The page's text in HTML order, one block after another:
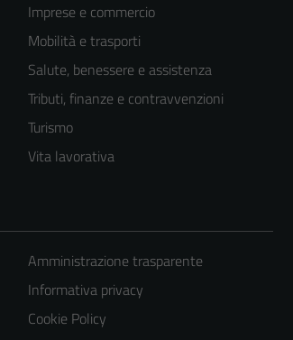
Imprese e commercio
Mobilità e trasporti
Salute, benessere e assistenza
Tributi, finanze e contravvenzioni
Turismo
Vita lavorativa
Amministrazione trasparente
Informativa privacy
Cookie Policy